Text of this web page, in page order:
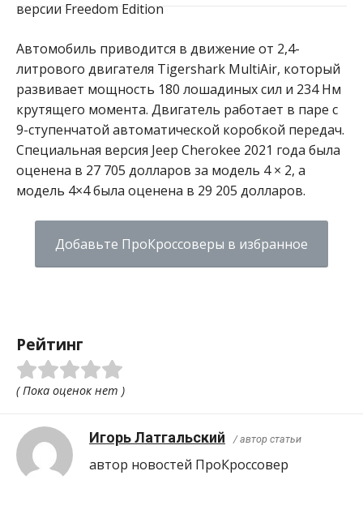
Автомобиль приводится в движение от 2,4-
литрового двигателя Tigershark MultiAir, который
развивает мощность 180 лошадиных сил и 234 Нм
крутящего момента. Двигатель работает в паре с
9-ступенчатой ​​автоматической коробкой передач.
Специальная версия Jeep Cherokee 2021 года была
оценена в 27 705 долларов за модель 4 × 2, а
модель 4×4 была оценена в 29 205 долларов.
Добавьте ПроКроссоверы в избранное
Рейтинг
( Пока оценок нет )
Игорь Латгальский / автор статьи
автор новостей ПроКроcсовер